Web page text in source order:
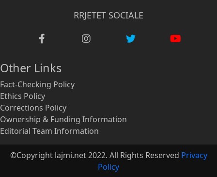
RRJETET SOCIALE
Other Links
Fact-Checking Policy
Ethics Policy
Corrections Policy
Ownership & Funding Information
Editorial Team Information
©Copyright lajmi.net 2022. All Rights Reserved Privacy
Policy